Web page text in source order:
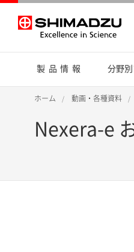
製品情報 分野
ホーム 動画・各種資料
Nexera-e